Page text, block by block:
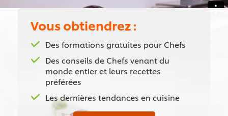
This video player may use cookies or other
browser storage. If you agree to this please
click the Accept button below.
Vous obtiendrez :
Des formations gratuites pour Chefs
Des conseils de Chefs venant du
monde entier et leurs recettes
préférées
Les dernières tendances en cuisine